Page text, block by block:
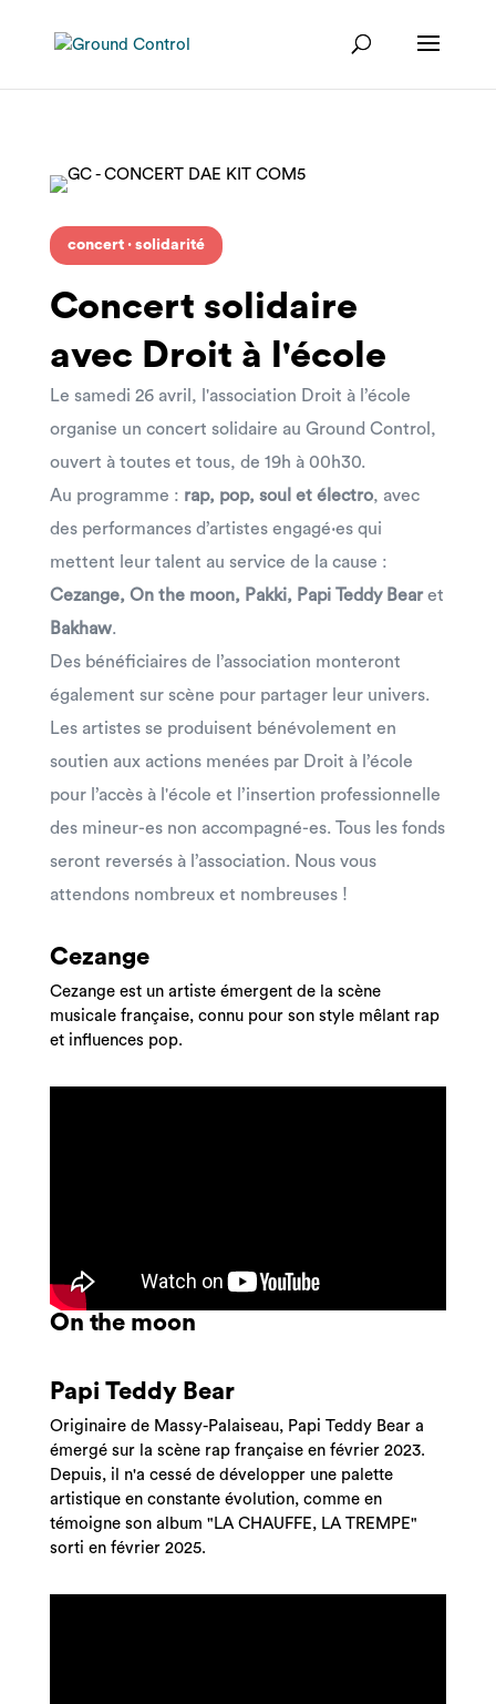
concert · solidarité
Concert solidaire
avec Droit à l'école
Le samedi 26 avril, l'association Droit à l’école
organise un concert solidaire au Ground Control,
ouvert à toutes et tous, de 19h à 00h30.
Au programme : rap, pop, soul et électro, avec
des performances d’artistes engagé·es qui
mettent leur talent au service de la cause :
Cezange, On the moon, Pakki, Papi Teddy Bearet
Bakhaw.
Des bénéficiaires de l’association monteront
également sur scène pour partager leur univers.
Les artistes se produisent bénévolement en
soutien aux actions menées par Droit à l’école
pour l’accès à l'école et l’insertion professionnelle
des mineur-es non accompagné-es. Tous les fonds
seront reversés à l’association. Nous vous
attendons nombreux et nombreuses !
Cezange
Cezange est un artiste émergent de la scène
musicale française, connu pour son style mêlant rap
et influences pop.
On the moon
Papi Teddy Bear
Originaire de Massy-Palaiseau, Papi Teddy Bear a
émergé sur la scène rap française en février 2023.
Depuis, il n'a cessé de développer une palette
artistique en constante évolution, comme en
témoigne son album "LA CHAUFFE, LA TREMPE"
sorti en février 2025.